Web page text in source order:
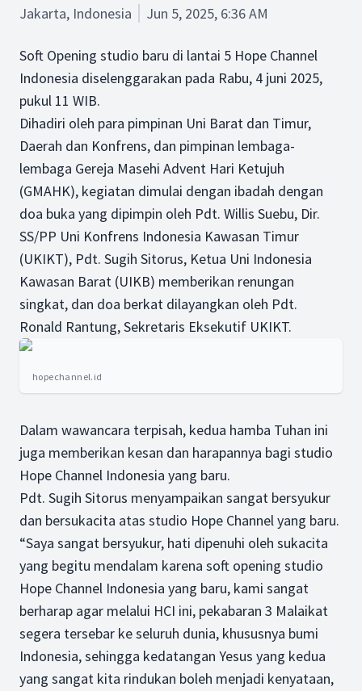
Jakarta, Indonesia Jun 5, 2025, 6:36 AM
Soft Opening studio baru di lantai 5 Hope Channel
Indonesia diselenggarakan pada Rabu, 4 juni 2025,
pukul 11 WIB.
Dihadiri oleh para pimpinan Uni Barat dan Timur,
Daerah dan Konfrens, dan pimpinan lembaga-
lembaga Gereja Masehi Advent Hari Ketujuh
(GMAHK), kegiatan dimulai dengan ibadah dengan
doa buka yang dipimpin oleh Pdt. Willis Suebu, Dir.
SS/PP Uni Konfrens Indonesia Kawasan Timur
(UKIKT), Pdt. Sugih Sitorus, Ketua Uni Indonesia
Kawasan Barat (UIKB) memberikan renungan
singkat, dan doa berkat dilayangkan oleh Pdt.
Ronald Rantung, Sekretaris Eksekutif UKIKT.
hopechannel.id
Dalam wawancara terpisah, kedua hamba Tuhan ini
juga memberikan kesan dan harapannya bagi studio
Hope Channel Indonesia yang baru.
Pdt. Sugih Sitorus menyampaikan sangat bersyukur
dan bersukacita atas studio Hope Channel yang baru.
“Saya sangat bersyukur, hati dipenuhi oleh sukacita
yang begitu mendalam karena soft opening studio
Hope Channel Indonesia yang baru, kami sangat
berharap agar melalui HCI ini, pekabaran 3 Malaikat
segera tersebar ke seluruh dunia, khususnya bumi
Indonesia, sehingga kedatangan Yesus yang kedua
yang sangat kita rindukan boleh menjadi kenyataan,